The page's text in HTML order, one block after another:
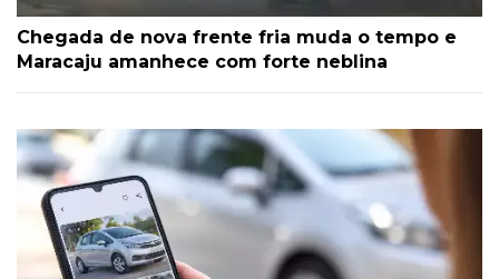
Chegada de nova frente fria muda o tempo e
Maracaju amanhece com forte neblina